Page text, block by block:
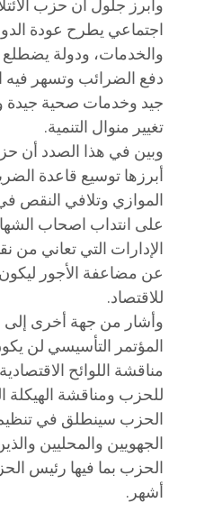
وأبرز جلول أن حزب
اجتماعي يطرح عودة
والخدمات، ودولة يضطلع
دفع الضرائب وتسهر فيه
جيد وخدمات صحية جيدة
تغيير منوال التنمية.
وبين في هذا الصدد أن
أبرزها توسيع قاعدة
الموازي وتلافي النقص
على انتداب اصحاب
الإدارات التي تعاني من
عن مضاعفة الأجور
للاقتصاد.
وأشار من جهة أخرى إلى
المؤتمر التأسيسي لن
مناقشة اللوائح
للحزب ومناقشة الهيكلة
الحزب سينطلق في تنظيم
الجهويين والمحليين
الحزب بما فيها رئيس
أشهر.